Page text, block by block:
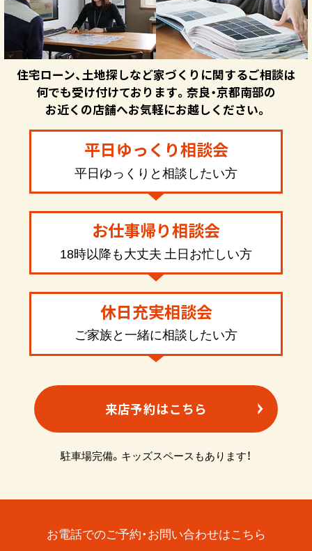
住宅ローン、土地探しなど家づくりに関するご相談は
何でも受け付けております。奈良・京都南部の
お近くの店舗へお気軽にお越しください。
平日ゆっくり相談会
平日ゆっくりと相談したい方
お仕事帰り相談会
18時以降も大丈夫 土日お忙しい方
休日充実相談会
ご家族と一緒に相談したい方
来店予約はこちら
駐車場完備。キッズスペースもあります！
お電話でのご予約・お問い合わせはこちら